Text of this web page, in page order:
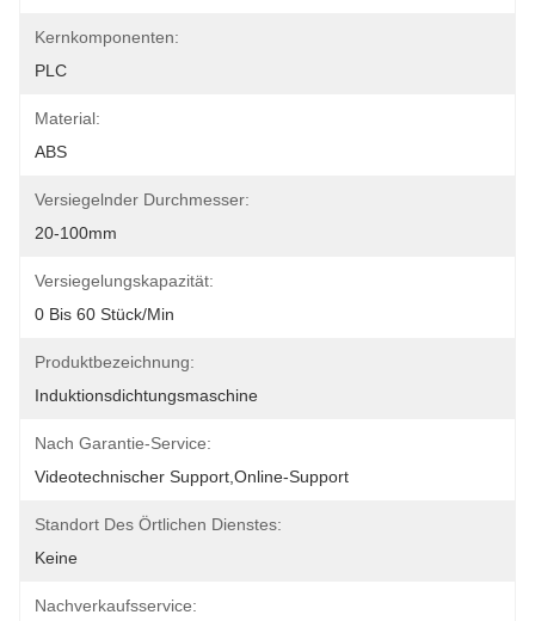
Kernkomponenten:
PLC
Material:
ABS
Versiegelnder Durchmesser:
20-100mm
Versiegelungskapazität:
0 Bis 60 Stück/min
Produktbezeichnung:
Induktionsdichtungsmaschine
Nach Garantie-Service:
Videotechnischer Support,Online-Support
Standort Des Örtlichen Dienstes:
Keine
Nachverkaufsservice: